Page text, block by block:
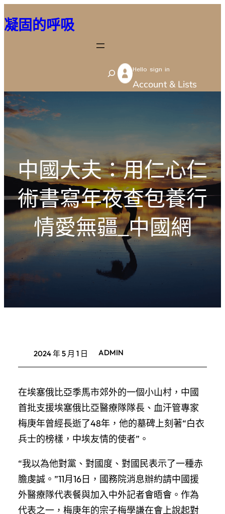
至
容
凝固的呼吸
S
e
Hello sign in
Account & Lists
中國大夫：用仁心仁
術書寫年夜查包養行
情愛無疆_中國網
2024 年 5 月 1 日 ADMIN
在埃塞俄比亞季馬市郊外的一個小山村，中國
首批支援埃塞俄比亞醫療隊隊長、血汗管專家
梅庚年曾經長逝了48年，他的墓碑上刻著“白衣
兵士的榜樣，中埃友情的使者”。
“我以為他對黨、對國度、對國民表示了一種赤
膽虔誠。”11月16日，國務院消息辦約請中國援
外醫療隊代表餐與加入中外記者會晤會。作為
代表之一，梅庚年的宗子梅學謙在會上說起對